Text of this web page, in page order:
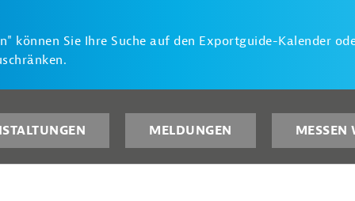
können Sie Ihre Suche auf den Exportguide-Kalender
MELDUNGEN MESSEN